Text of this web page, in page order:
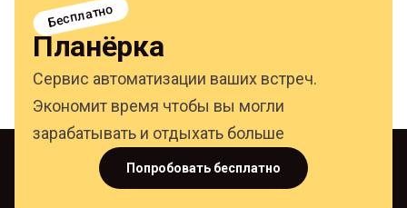
Бесплатно
Планёрка
Сервис автоматизации ваших встреч.
Экономит время чтобы вы могли
зарабатывать и отдыхать больше
Попробовать бесплатно